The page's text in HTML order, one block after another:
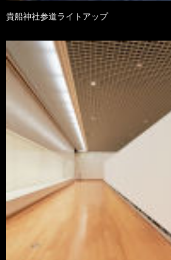
貴船神社参道ライトアップ